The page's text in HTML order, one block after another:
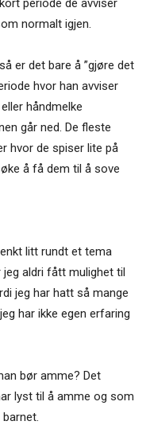
periode de avviser
normalt igjen.
er det bare å ”gjøre det
hvor han avviser
håndmelke
går ned. De fleste
hvor de spiser lite på
å få dem til å sove
litt rundt et tema
jeg aldri fått mulighet til
jeg har hatt så mange
har ikke egen erfaring
bør amme? Det
lyst til å amme og som